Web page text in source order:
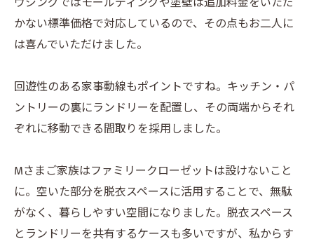
かない標準価格で対応しているので、その点もお二人に
は喜んでいただけました。
回遊性のある家事動線もポイントですね。キッチン・パ
ントリーの裏にランドリーを配置し、その両端からそれ
ぞれに移動できる間取りを採用しました。
Mさまご家族はファミリークローゼットは設けないこと
に。空いた部分を脱衣スペースに活用することで、無駄
がなく、暮らしやすい空間になりました。脱衣スペース
とランドリーを共有するケースも多いですが、私からす